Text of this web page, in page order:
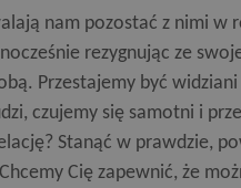
nam pozostać z nimi w
rezygnując ze
Przestajemy być
czujemy się samotni i
Stanąć w prawdzie,
Cię zapewnić, że